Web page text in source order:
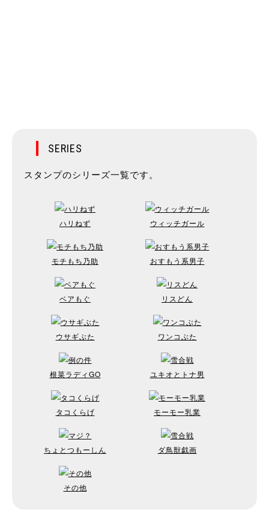
SERIES
スタンプのシリーズ一覧です。
ハリねず ウィッチガール
モチもち乃助 おすもう系男子
ベアもぐ リスどん
ウサギぶた ワンコぶた
根菜ラディGO ユキオとトナ男
タコくらげ モーモー乳業
ちょとつもーしん ダ鳥獣戯画
その他